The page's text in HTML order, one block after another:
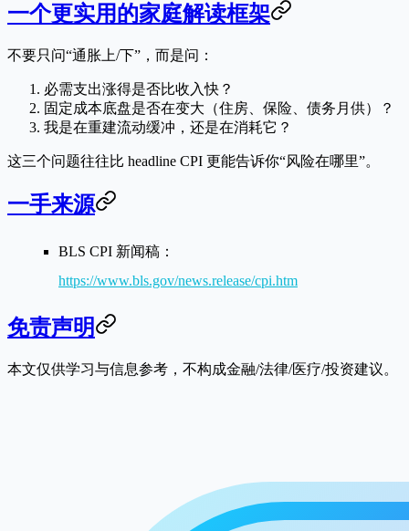
一个更实用的家庭解读框架
不要只问“通胀上/下”，而是问：
必需支出涨得是否比收入快？
固定成本底盘是否在变大（住房、保险、债务月供）？
我是在重建流动缓冲 ，还是在消耗它？
这三个问题往往比 headline CPI 更能告诉你“风险在哪里”。
一手来源
BLS CPI 新闻稿：
https://www.bls.gov/news.release/cpi.htm
免责声明
本文仅供学习与信息参考，不构成金融/法律/医疗/投资建议。